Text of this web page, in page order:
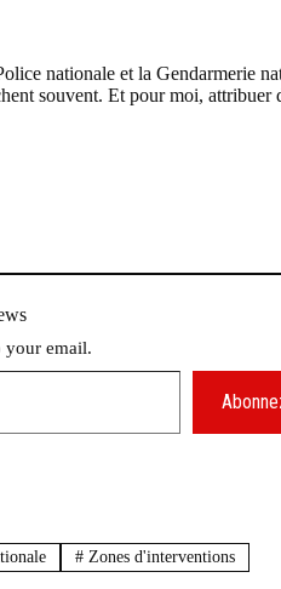
nationale et la Gendarmerie
souvent. Et pour moi, attribuer
your email.
# Zones d'interventions